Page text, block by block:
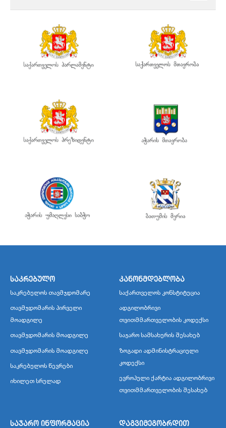
საკრებულო
საკრებულოს თავმჯდომარე
თავმჯდომარის პირველი
მოადგილე
თავმჯდომარის მოადგილე
თავმჯდომარის მოადგილე
საკრებულოს წევრები
იხილეთ სრულად
კანონმდებლობა
საქართველოს კონსტიტუცია
ადგილობრივი
თვითმმართველობის კოდექსი
საჯარო სამსახურის შესახებ
ზოგადი ადმინისტრაციული
კოდექსი
ევროპული ქარტია ადგილობრივი
თვითმმართველობის შესახებ
საჯარო ინფორმაცია დაგვიმეგობრდით